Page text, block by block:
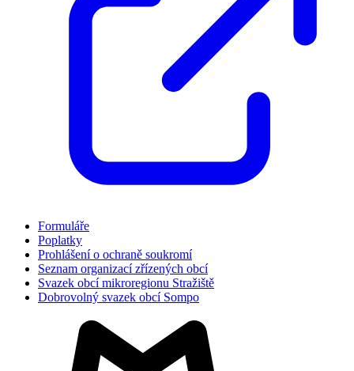
Formuláře
Poplatky
Prohlášení o ochraně soukromí
Seznam organizací zřízených obcí
Svazek obcí mikroregionu Stražiště
Dobrovolný svazek obcí Sompo